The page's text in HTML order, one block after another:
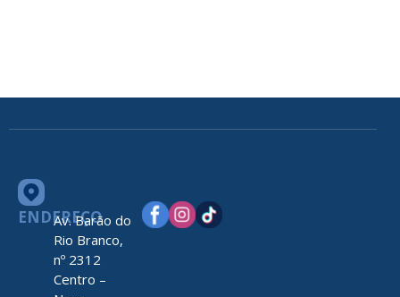
ENDEREÇO
Av. Barão do
Rio Branco,
nº 2312
Centro –